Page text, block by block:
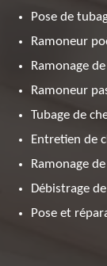
Pose de
Ramoneur
Ramonage
Ramoneur
Tubage de
Entretien de
Ramonage
Débistrage
Pose et